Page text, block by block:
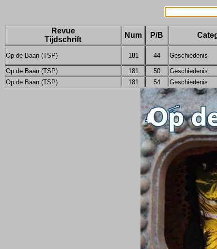
Revue
Tijdschrift
Num P/B
Op de Baan (TSP) 181 44 Geschiedenis
Op de Baan (TSP) 181 50
Geschiedenis
Op de Baan (TSP)
181 54 Geschiedenis